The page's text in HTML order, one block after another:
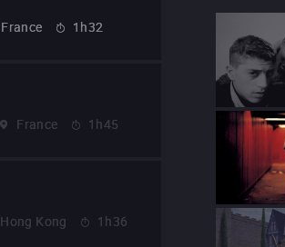
France 1h32
France 1h45
Hong Kong 1h36